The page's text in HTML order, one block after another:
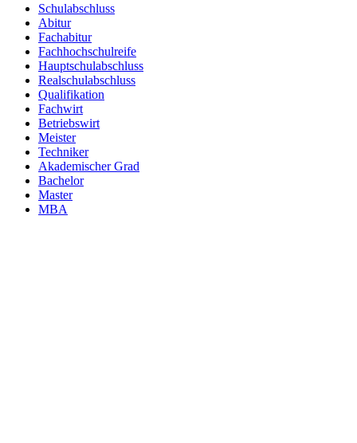
Schulabschluss
Abitur
Fachabitur
Fachhochschulreife
Hauptschulabschluss
Realschulabschluss
Qualifikation
Fachwirt
Betriebswirt
Meister
Techniker
Akademischer Grad
Bachelor
Master
MBA